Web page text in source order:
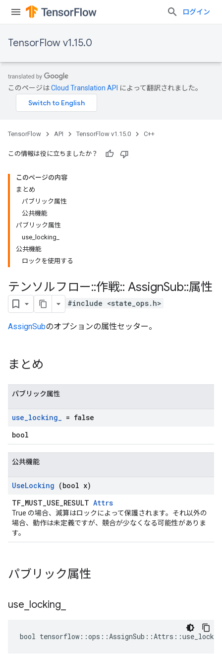
ログイン
TensorFlow v1.15.0
このページはCloud Translation API によって翻訳されました。
TensorFlow API TensorFlow v1.15.0 C++
この情報は役に立ちましたか？
このページの内容
まとめ
パブリック属性
公共機能
パブリック属性
use_locking_
公共機能
ロックを使用する
テンソルフロー::作戦:: AssignSub::属性
#include <state_ops.h>
AssignSubのオプションの属性セッター。
まとめ
パブリック属性
use_locking_ = false
bool
公共機能
UseLocking (bool x)
TF_MUST_USE_RESULT Attrs
True の場合、減算はロックによって保護されます。それ以外の
場合、動作は未定義ですが、競合が少なくなる可能性がありま
す。
パブリック属性
use locking
bool